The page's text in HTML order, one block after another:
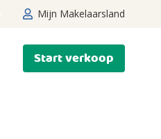
Mijn Makelaarsland
Start verkoop